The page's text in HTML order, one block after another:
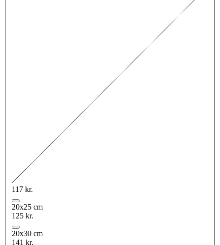
117 kr.
20x25 cm
125 kr.
20x30 cm
141 kr.